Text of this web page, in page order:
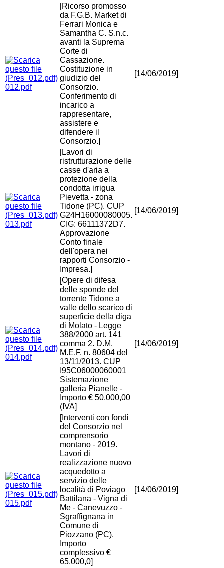
012.pdf
[Ricorso promosso
da F.G.B. Market di
Ferrari Monica e
Samantha C. S.n.c.
avanti la Suprema
Corte di
Cassazione.
Costituzione in
giudizio del
Consorzio.
Conferimento di
incarico a
rappresentare,
assistere e
difendere il
Consorzio.]
[14/06/2019]
013.pdf
[Lavori di
ristrutturazione delle
casse d'aria a
protezione della
condotta irrigua
Pievetta - zona
Tidone (PC). CUP
G24H16000080005.
CIG: 66111372D7.
Approvazione
Conto finale
dell'opera nei
rapporti Consorzio -
Impresa.]
[14/06/2019]
014.pdf
[Opere di difesa
delle sponde del
torrente Tidone a
valle dello scarico di
superficie della diga
di Molato - Legge
388/2000 art. 141
comma 2. D.M.
M.E.F. n. 80604 del
13/11/2013. CUP
I95C06000060001
Sistemazione
galleria Pianelle -
Importo € 50.000,00
(IVA]
[14/06/2019]
015.pdf
[Interventi con fondi
del Consorzio nel
comprensorio
montano - 2019.
Lavori di
realizzazione nuovo
acquedotto a
servizio delle
località di Poviago
Battilana - Vigna di
Me - Canevuzzo -
Sgraffignana in
Comune di
Piozzano (PC).
Importo
complessivo €
65.000,0]
[14/06/2019]